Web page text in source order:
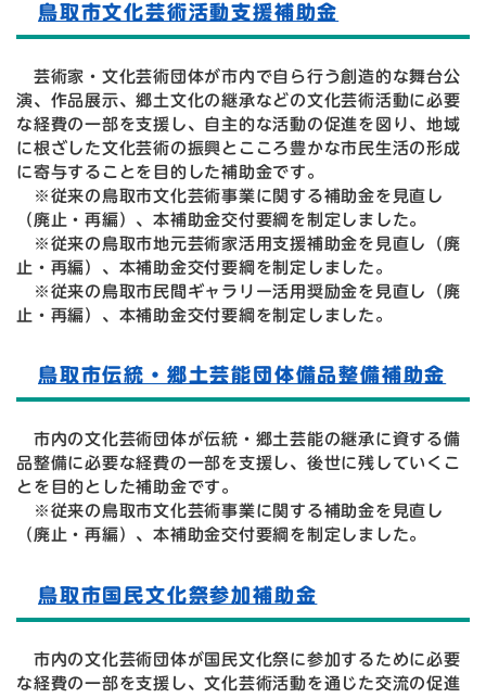
鳥取市文化芸術活動支援補助金
芸術家・文化芸術団体が市内で自ら行う創造的な舞台公
演、作品展示、郷土文化の継承などの文化芸術活動に必要
な経費の一部を支援し、自主的な活動の促進を図り、地域
に根ざした文化芸術の振興とこころ豊かな市民生活の形成
に寄与することを目的した補助金です。
※従来の鳥取市文化芸術事業に関する補助金を見直し
（廃止・再編）、本補助金交付要綱を制定しました。
※従来の鳥取市地元芸術家活用支援補助金を見直し（廃
止・再編）、本補助金交付要綱を制定しました。
※従来の鳥取市民間ギャラリー活用奨励金を見直し（廃
止・再編）、本補助金交付要綱を制定しました。
鳥取市伝統・郷土芸能団体備品整備補助金
市内の文化芸術団体が伝統・郷土芸能の継承に資する備
品整備に必要な経費の一部を支援し、後世に残していくこ
とを目的とした補助金です。
※従来の鳥取市文化芸術事業に関する補助金を見直し
（廃止・再編）、本補助金交付要綱を制定しました。
鳥取市国民文化祭参加補助金
市内の文化芸術団体が国民文化祭に参加するために必要
な経費の一部を支援し、文化芸術活動を通じた交流の促進